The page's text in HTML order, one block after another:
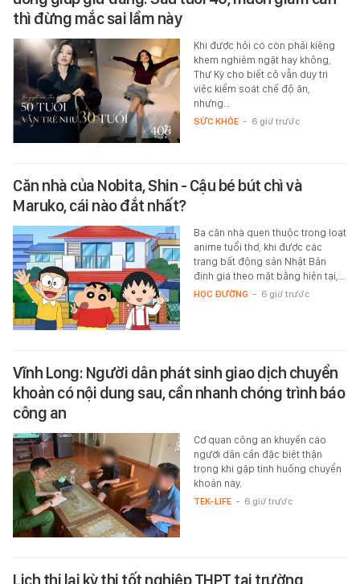
thì đừng mắc sai lầm này
Khi được hỏi có còn phải kiêng
khem nghiêm ngặt hay không,
Thư Kỳ cho biết cô vẫn duy trì
việc kiểm soát chế độ ăn,
nhưng…
SỨC KHỎE - 6 giờ trước
Căn nhà của Nobita, Shin - Cậu bé bút chì và
Maruko, cái nào đắt nhất?
Ba căn nhà quen thuộc trong loạt
anime tuổi thơ, khi được các
trang bất động sản Nhật Bản
định giá theo mặt bằng hiện tại,…
HỌC ĐƯỜNG - 6 giờ trước
Vĩnh Long: Người dân phát sinh giao dịch chuyển
khoản có nội dung sau, cần nhanh chóng trình báo
công an
Cơ quan công an khuyến cáo
người dân cần đặc biệt thận
trọng khi gặp tình huống chuyển
khoản này.
TEK-LIFE - 6 giờ trước
Lịch thi lại kỳ thi tốt nghiệp THPT tại trường